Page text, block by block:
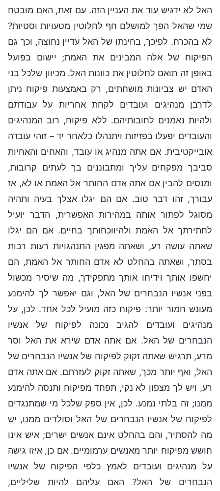
האל לא ידגיש עוד את העניין הזה. עם זאת, האם מובטח
שמי שהאל הפך למושלם חף לחלוטין מטעויות וסטיות?
לא בהכרח. לפיכך, בחינתו של האל עדיין נחוצה, וכך גם
הפיקוח של אלה המבינים את האמת; יישום בפועל
באופן זה תואם לחלוטין את כוונות האל. מכיוון שלכל בני
האדם יש צביונות מושחתים, רק באמצעות פיקוח ניתן
לדרבן מנהיגים ועובדים לקחת אחריות על עבודתם
ולהיות נאמנים לחובותיהם. ללא פיקוח, רוב המנהיגים
והעובדים יפעלו בפזיזות ויתנהלו כלאחר יד – זוהי עובדה
אובייקטיבית. אם אתה מנהיג או עובד, והאחים והאחיות
סביבך מפקחים עליך ומתבוננים בך לעתים קרובות,
ומנסים להבין אם אתה אדם החותר אל האמת או לא, אז
עבורך, זהו דבר טוב. אם הם יגלו אצלך בעיה ותהיה
מסוגל לפתור אותה במהירות האפשרית, הדבר יועיל
לחתירתך אל האמת ולהיווכחותך בחיים. אם הם יגלו
שאתה עושה רע, ושאתה מפגין התנהגויות רעות רבות
בסתר, ושאתה בהחלט לא אדם החותר אל האמת, הם
יחשפו אותך וידיחו אותך מתפקידך, מה שיסיר מכשול
בפני אנשיו הנבחרים של האל, וגם יאפשר לך להימנע
מעונש חמור יותר: פיקוח כזה מועיל לכל אחד. לכן, על
מנהיגים ועובדים להגיב נכונה לפיקוח של אנשיו
הנבחרים של האל. אם אתה אדם שירא את האל וסר
מרע, תרגיש שאתה זקוק לפיקוח של אנשיו הנבחרים של
האל, ואף יותר מכך, שאתה זקוק לעזרתם. אם אתה אדם
רע, ויש לך מצפון לא נקי, תפחד מפיקוח ותנסה להימנע
ממנו; זה בלתי נמנע. לכן, אין ספק שלכל מי שמתנגדים
לפיקוח של אנשיו הנבחרים של האל וסולדים ממנו, יש
מה להסתיר, והם בהחלט אינם אנשים ישרים; איש אינו
חושש מפיקוח יותר מאנשים ערמומיים. אם כן, איזו גישה
על מנהיגים ועובדים לאמץ כלפי הפיקוח של אנשיו
הנבחרים של האל? האם עליהם להיות שליליים,